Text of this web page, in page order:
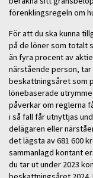
förenklingsregeln om
För att du ska kunna
på de löner som totalt
än fyra procent av
närstående person,
beskattningsåret som
lönebaserade
påverkar om reglerna
i så fall får utnyttjas
delägaren eller
det lägsta av 681 600
sammanlagd kontant
du tar ut under 2023